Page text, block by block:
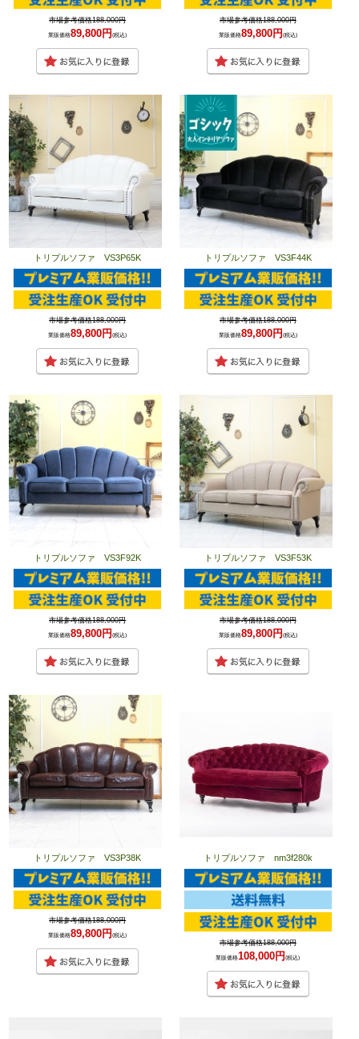
市場参考価格188,000円
業販価格89,800円(税込)
市場参考価格188,000円
業販価格89,800円 (税込)
トリプルソファ VS3P65K
市場参考価格188,000円
業販価格89,800円(税込)
トリプルソファ VS3F44K
市場参考価格188,000円
業販価格89,800円 (税込)
トリプルソファ VS3F92K
市場参考価格188,000円
業販価格89,800円(税込)
トリプルソファ VS3F53K
市場参考価格188,000円
業販価格89,800円 (税込)
トリプルソファ VS3P38K
市場参考価格188,000円
業販価格89,800円(税込)
トリプルソファ nm3f280k
市場参考価格188,000円
業販価格108,000円(税込)